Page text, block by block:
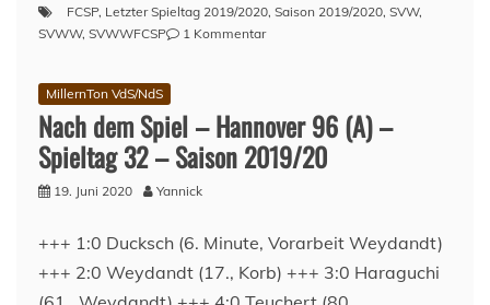
FCSP, Letzter Spieltag 2019/2020, Saison 2019/2020, SVW,
SVWW, SVWWFCSP 1 Kommentarzu
–
SV
Wehen
Spieltag
34
MillernTon VdS/NdS
Nach dem Spiel – Hannover 96 (A) –
Spieltag 32 – Saison 2019/20
19. Juni 2020 Yannick
+++ 1:0 Ducksch (6. Minute, Vorarbeit Weydandt)
+++ 2:0 Weydandt (17., Korb) +++ 3:0 Haraguchi